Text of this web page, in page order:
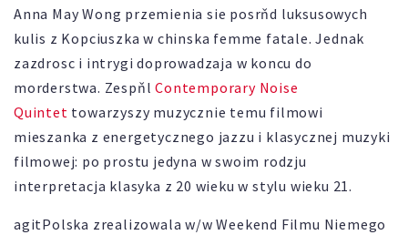
Anna May Wong przemienia sie posrňd luksusowych
kulis z Kopciuszka w chinska femme fatale. Jednak
zazdrosc i intrygi doprowadzaja w koncu do
morderstwa. ZespňlContemporary Noise
Quintet towarzyszy muzycznie temu filmowi
mieszanka z energetycznego jazzu i klasycznej muzyki
filmowej: po prostu jedyna w swoim rodzju
interpretacja klasyka z 20 wieku w stylu wieku 21.
agitPolska zrealizowala w/w Weekend Filmu Niemego